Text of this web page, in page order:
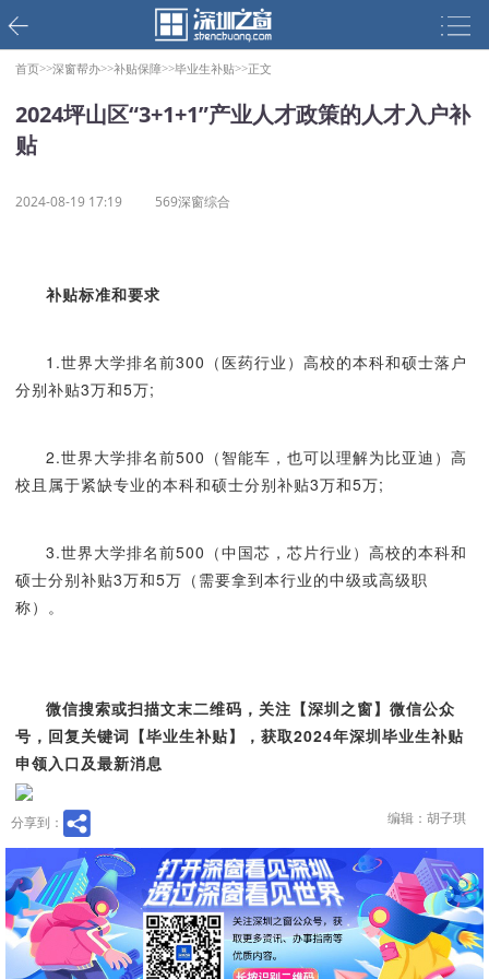
首页>>深窗帮办>>补贴保障>>毕业生补贴>>正文
2024坪山区“3+1+1”产业人才政策的人才入户补
贴
2024-08-19 17:19 569深窗综合
补贴标准和要求
1.世界大学排名前300（医药行业）高校的本科和硕士落户
分别补贴3万和5万;
2.世界大学排名前500（智能车，也可以理解为比亚迪）高
校且属于紧缺专业的本科和硕士分别补贴3万和5万;
3.世界大学排名前500（中国芯，芯片行业）高校的本科和
硕士分别补贴3万和5万（需要拿到本行业的中级或高级职
称）。
微信搜索或扫描文末二维码，关注【深圳之窗】微信公众
号，回复关键词【毕业生补贴】，获取2024年深圳毕业生补贴
申领入口及最新消息
分享到： 编辑：胡子琪